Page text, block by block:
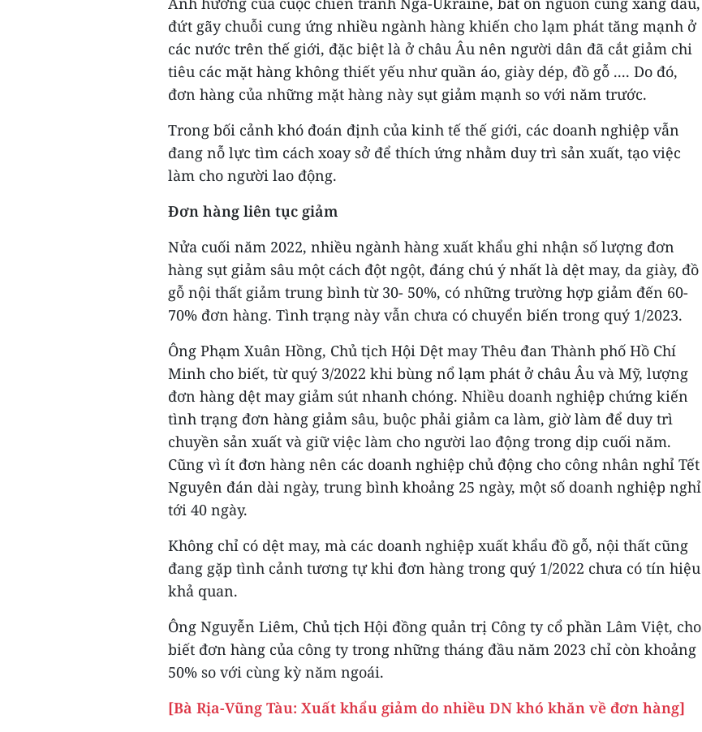
đứt gãy chuỗi cung ứng nhiều ngành hàng khiến cho lạm phát tăng mạnh ở
các nước trên thế giới, đặc biệt là ở châu Âu nên người dân đã cắt giảm chi
tiêu các mặt hàng không thiết yếu như quần áo, giày dép, đồ gỗ .... Do đó,
đơn hàng của những mặt hàng này sụt giảm mạnh so với năm trước.
Trong bối cảnh khó đoán định của kinh tế thế giới, các doanh nghiệp vẫn
đang nỗ lực tìm cách xoay sở để thích ứng nhằm duy trì sản xuất, tạo việc
làm cho người lao động.
Đơn hàng liên tục giảm
Nửa cuối năm 2022, nhiều ngành hàng xuất khẩu ghi nhận số lượng đơn
hàng sụt giảm sâu một cách đột ngột, đáng chú ý nhất là dệt may, da giày, đồ
gỗ nội thất giảm trung bình từ 30- 50%, có những trường hợp giảm đến 60-
70% đơn hàng. Tình trạng này vẫn chưa có chuyển biến trong quý 1/2023.
Ông Phạm Xuân Hồng, Chủ tịch Hội Dệt may Thêu đan Thành phố Hồ Chí
Minh cho biết, từ quý 3/2022 khi bùng nổ lạm phát ở châu Âu và Mỹ, lượng
đơn hàng dệt may giảm sút nhanh chóng. Nhiều doanh nghiệp chứng kiến
tình trạng đơn hàng giảm sâu, buộc phải giảm ca làm, giờ làm để duy trì
chuyền sản xuất và giữ việc làm cho người lao động trong dịp cuối năm.
Cũng vì ít đơn hàng nên các doanh nghiệp chủ động cho công nhân nghỉ Tết
Nguyên đán dài ngày, trung bình khoảng 25 ngày, một số doanh nghiệp nghỉ
tới 40 ngày.
Không chỉ có dệt may, mà các doanh nghiệp xuất khẩu đồ gỗ, nội thất cũng
đang gặp tình cảnh tương tự khi đơn hàng trong quý 1/2022 chưa có tín hiệu
khả quan.
Ông Nguyễn Liêm, Chủ tịch Hội đồng quản trị Công ty cổ phần Lâm Việt, cho
biết đơn hàng của công ty trong những tháng đầu năm 2023 chỉ còn khoảng
50% so với cùng kỳ năm ngoái.
[Bà Rịa-Vũng Tàu: Xuất khẩu giảm do nhiều DN khó khăn về đơn hàng]